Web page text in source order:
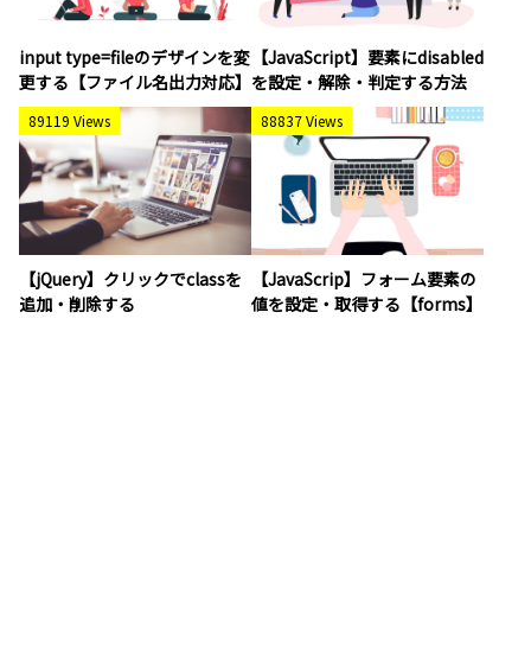
input type=fileのデザインを変
更する【ファイル名出力対応】
【JavaScript】要素にdisabled
を設定・解除・判定する方法
89119 Views
【jQuery】クリックでclassを
追加・削除する
88837 Views
【JavaScrip】フォーム要素の
値を設定・取得する【forms】